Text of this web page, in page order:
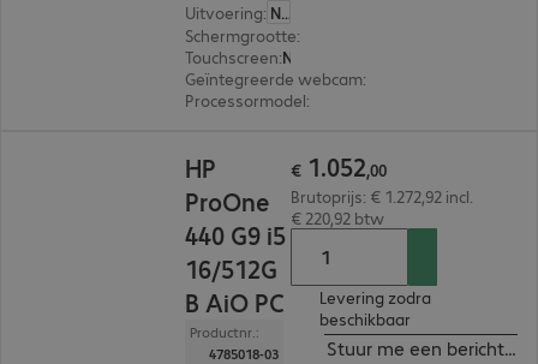
Uitvoering:
Nederland
Schermgrootte:
Touchscreen:
Geïntegreerde webcam:
Processormodel:
HP
ProOne
440 G9 i5
16/512G
B AiO PC
Productnr.:
4785018-03
€ 1.052,00
Brutoprijs: € 1.272,92 incl.
€ 220,92 btw
Levering zodra
beschikbaar
Stuur me een bericht